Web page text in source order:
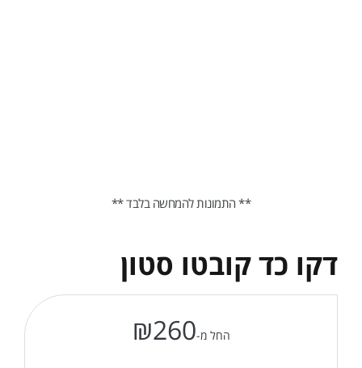
דקו כד קובטו סטון
החל מ- ₪260
** התמונות להמחשה בלבד **